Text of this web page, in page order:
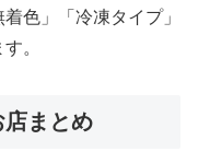
色」「冷凍タイプ」
。
まとめ